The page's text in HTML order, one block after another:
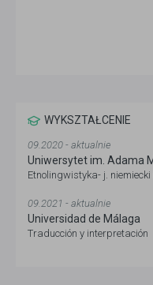
WYKSZTAŁCENIE
09.2020 - aktualnie
Uniwersytet im. Adama
Etnolingwistyka- j.
09.2021 - aktualnie
Universidad de Málaga
Traducción y interpretación